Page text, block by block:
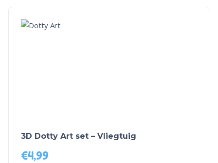
3D Dotty Art set – Vliegtuig
€4,99